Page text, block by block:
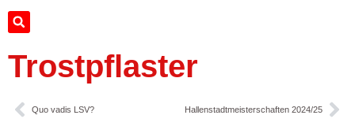
Trostpflaster
Quo vadis LSV? Hallenstadtmeisterschaften 2024/25